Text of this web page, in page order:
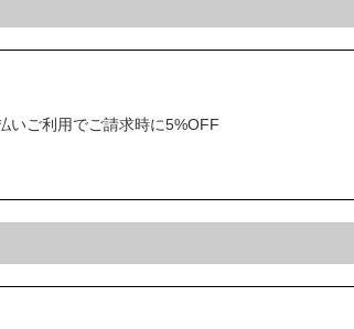
いご利用でご請求時に5%OFF